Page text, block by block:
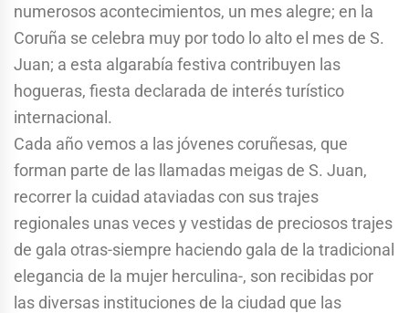
numerosos acontecimientos, un mes alegre; en la
Coruña se celebra muy por todo lo alto el mes de S.
Juan; a esta algarabía festiva contribuyen las
hogueras, fiesta declarada de interés turístico
internacional.
Cada año vemos a las jóvenes coruñesas, que
forman parte de las llamadas meigas de S. Juan,
recorrer la cuidad ataviadas con sus trajes
regionales unas veces y vestidas de preciosos trajes
de gala otras-siempre haciendo gala de la tradicional
elegancia de la mujer herculina-, son recibidas por
las diversas instituciones de la ciudad que las